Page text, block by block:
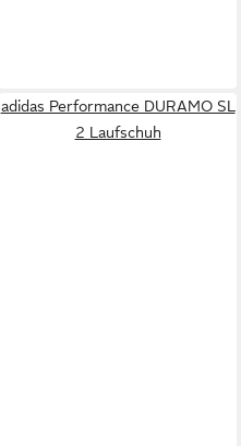
adidas Performance DURAMO SL
2 Laufschuh